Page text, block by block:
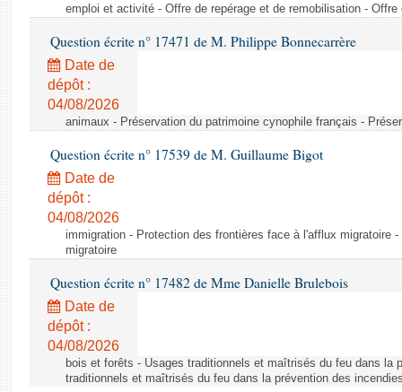
emploi et activité - Offre de repérage et de remobilisation -
Question écrite n° 17471 de M. Philippe Bonnecarrère
Date de
dépôt :
04/08/2026
animaux - Préservation du patrimoine cynophile français -
Question écrite n° 17539 de M. Guillaume Bigot
Date de
dépôt :
04/08/2026
immigration - Protection des frontières face à l'afflux migratoire
migratoire
Question écrite n° 17482 de Mme Danielle Brulebois
Date de
dépôt :
04/08/2026
bois et forêts - Usages traditionnels et maîtrisés du feu dans la
traditionnels et maîtrisés du feu dans la prévention des